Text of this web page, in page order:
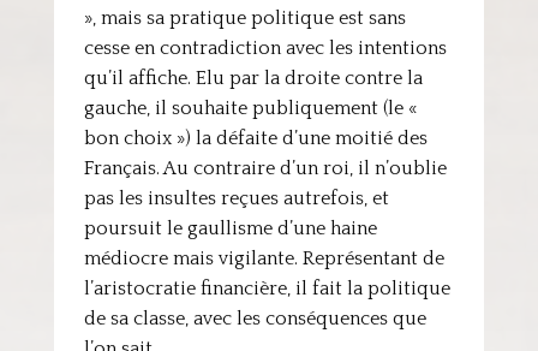
», mais sa pratique politique est sans
cesse en contradiction avec les intentions
qu’il affiche. Elu par la droite contre la
gauche, il souhaite publiquement (le «
bon choix ») la défaite d’une moitié des
Français. Au contraire d’un roi, il n’oublie
pas les insultes reçues autrefois, et
poursuit le gaullisme d’une haine
médiocre mais vigilante. Représentant de
l’aristocratie financière, il fait la politique
de sa classe, avec les conséquences que